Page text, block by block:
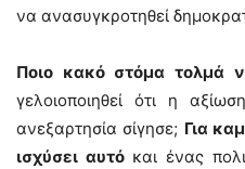
να ανασυγκροτηθεί
Ποιο κακό στόμα τολμά
γελοιοποιηθεί ότι η
ανεξαρτησία σίγησε; Για
ισχύσει αυτόκαι ένας